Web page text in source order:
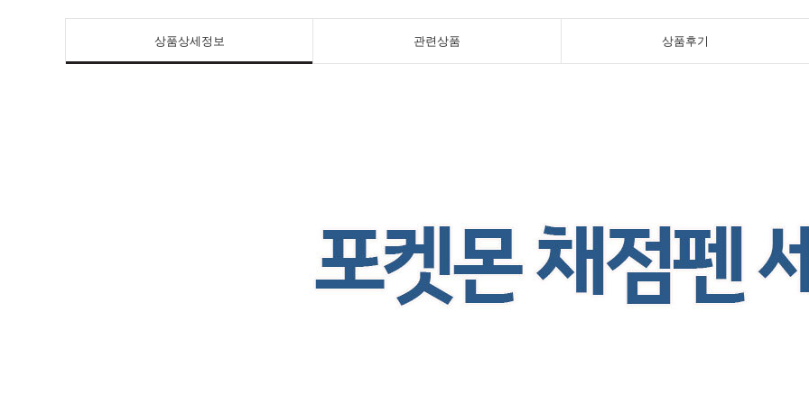
상품상세정보 관련상품 상품후기